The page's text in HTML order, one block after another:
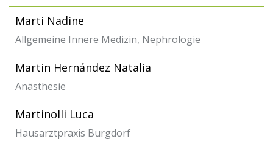
Marti Nadine
Allgemeine Innere Medizin, Nephrologie
Martin Hernández Natalia
Anästhesie
Martinolli Luca
Hausarztpraxis Burgdorf